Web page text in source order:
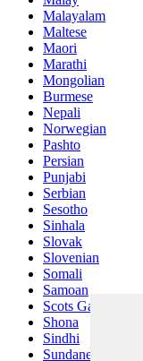
Malayalam
Maltese
Maori
Marathi
Mongolian
Burmese
Nepali
Norwegian
Pashto
Persian
Punjabi
Serbian
Sesotho
Sinhala
Slovak
Slovenian
Somali
Samoan
Scots Gaelic
Shona
Sindhi
Sundanese